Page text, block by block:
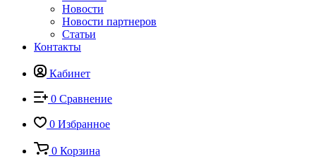
Новости
Новости партнеров
Статьи
Контакты
Кабинет
0 Сравнение
0 Избранное
0 Корзина